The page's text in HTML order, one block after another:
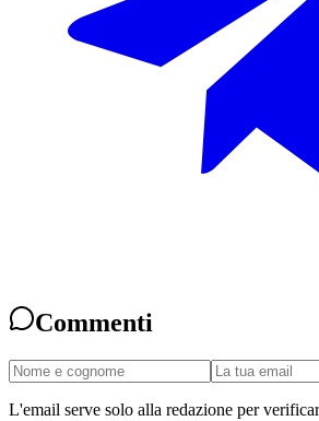
Commenti
L'email serve solo alla redazione per